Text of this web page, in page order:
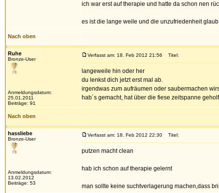
ich war erst auf therapie und hatte da schon nen
es ist die lange weile und die unzufriedenheit
Nach oben
Ruhe
Bronze-User
Anmeldungsdatum:
25.01.2011
Beiträge: 91
Verfasst am: 18. Feb 2012 21:56 Titel:
langeweile hin oder her
du lenkst dich jetzt erst mal ab.
irgendwas zum aufräumen oder saubermachen
hab´s gemacht, hat über die fiese zeitspanne
Nach oben
hassliebe
Bronze-User
Anmeldungsdatum:
13.02.2012
Beiträge: 53
Verfasst am: 18. Feb 2012 22:30 Titel:
putzen macht clean
hab ich schon auf therapie gelernt
man sollte keine suchtverlagerung machen,dass